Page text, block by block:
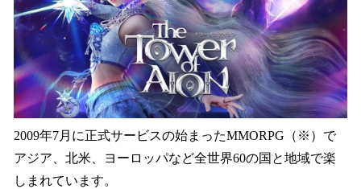
2009年7月に正式サービスの始まったMMORPG（※）で
アジア、北米、ヨーロッパなど全世界60の国と地域で楽
しまれています。